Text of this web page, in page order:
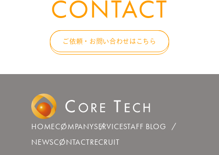
CONTACT
ご依頼・お問い合わせはこちら
HOMECOMPANYSERVICESTAFF BLOG
NEWSCONTACTRECRUIT